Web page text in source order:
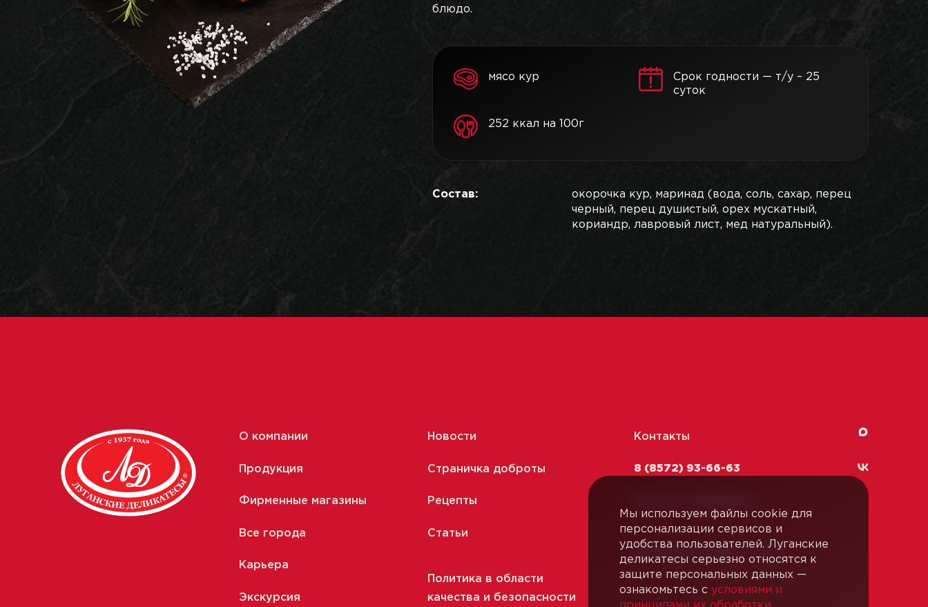
Мы используем файлы cookie для
персонализации сервисов и
удобства пользователей. Луганские
деликатесы серьезно относятся к
защите персональных данных —
ознакомьтесь с условиями и
блюдо.
мясо кур
Срок годности — т/у – 25
суток
252 ккал на 100г
Состав:
окорочка кур, маринад (вода, соль, сахар, перец
черный, перец душистый, орех мускатный,
кориандр, лавровый лист, мед натуральный).
О компании
Продукция
Фирменные магазины
Все города
Новости
Страничка доброты
Рецепты
Статьи
Карьера
Экскурсия
Политика в области
качества и безопасности
Контакты
8 (8572) 93-66-63